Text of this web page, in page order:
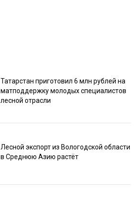
Татарстан приготовил 6 млн рублей на
матподдержку молодых специалистов
лесной отрасли
Лесной экспорт из Вологодской области
в Среднюю Азию растёт